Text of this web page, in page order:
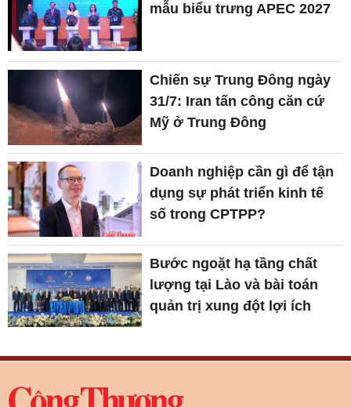
mẫu biểu trưng APEC 2027
Chiến sự Trung Đông ngày
31/7: Iran tấn công căn cứ
Mỹ ở Trung Đông
Doanh nghiệp cần gì để tận
dụng sự phát triển kinh tế
số trong CPTPP?
Bước ngoặt hạ tầng chất
lượng tại Lào và bài toán
quản trị xung đột lợi ích